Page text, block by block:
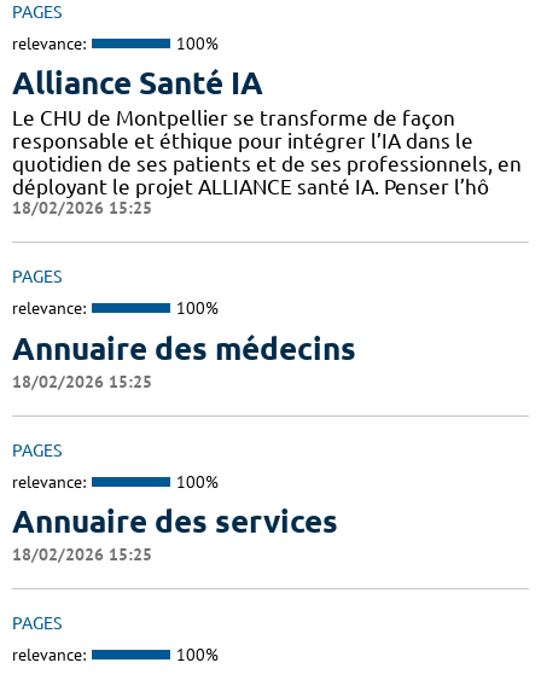
PAGES
relevance: 100%
Alliance Santé IA
Le CHU de Montpellier se transforme de façon
responsable et éthique pour intégrer l’IA dans le
quotidien de ses patients et de ses professionnels, en
déployant le projet ALLIANCE santé IA. Penser l’hô
18/02/2026 15:25
PAGES
relevance: 100%
Annuaire des médecins
18/02/2026 15:25
PAGES
relevance: 100%
Annuaire des services
18/02/2026 15:25
PAGES
relevance: 100%